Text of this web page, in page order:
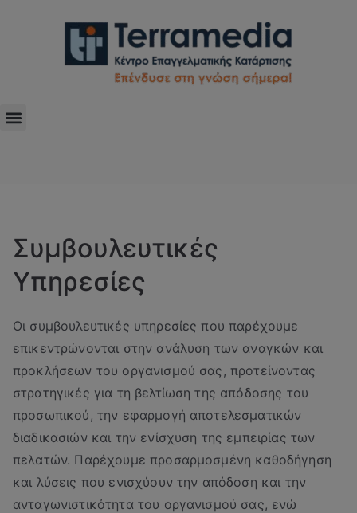
Συμβουλευτικές
Υπηρεσίες
Οι συμβουλευτικές υπηρεσίες που παρέχουμε
επικεντρώνονται στην ανάλυση των αναγκών και
προκλήσεων του οργανισμού σας, προτείνοντας
στρατηγικές για τη βελτίωση της απόδοσης του
προσωπικού, την εφαρμογή αποτελεσματικών
διαδικασιών και την ενίσχυση της εμπειρίας των
πελατών. Παρέχουμε προσαρμοσμένη καθοδήγηση
και λύσεις που ενισχύουν την απόδοση και την
ανταγωνιστικότητα του οργανισμού σας, ενώ